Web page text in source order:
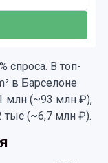
спроса. В топ-
в Барселоне
млн (~93 млн ₽),
тыс (~6,7 млн ₽).